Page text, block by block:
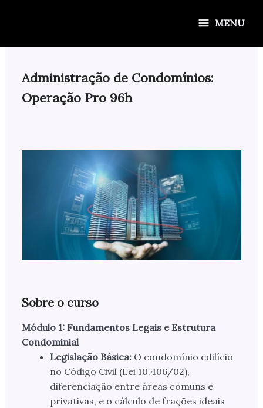
MENU
Administração de Condomínios:
Operação Pro 96h
Sobre o curso
Módulo 1: Fundamentos Legais e Estrutura
Condominial
Legislação Básica:O condomínio edilício
no Código Civil (Lei 10.406/02),
diferenciação entre áreas comuns e
privativas, e o cálculo de frações ideais